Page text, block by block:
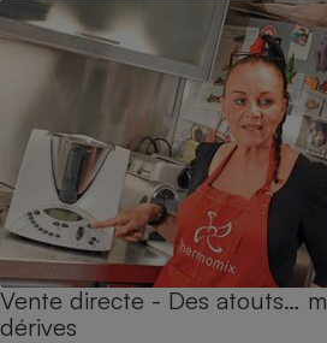
Vente directe - Des atouts…
dérives